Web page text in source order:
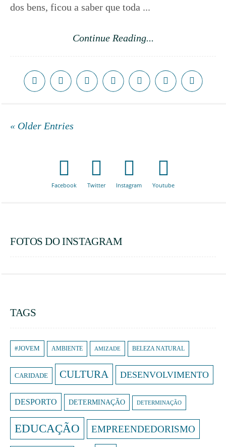
dos bens, ficou a saber que toda ...
Continue Reading...
« Older Entries
Facebook Twitter Instagram Youtube
FOTOS DO INSTAGRAM
TAGS
#JOVEM AMBIENTE AMIZADE BELEZA NATURAL
CARIDADE CULTURA DESENVOLVIMENTO
DESPORTO DETERMINAÇÃO DETERMINAÇÃO
EDUCAÇÃO EMPREENDEDORISMO